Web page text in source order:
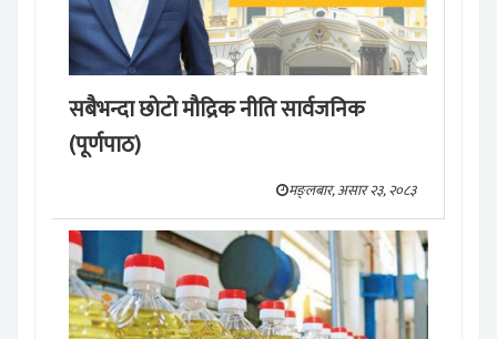
सबैभन्दा छाेटाे माैद्रिक नीति सार्वजनिक
(पूर्णपाठ)
मङ्लबार, असार २३, २०८३